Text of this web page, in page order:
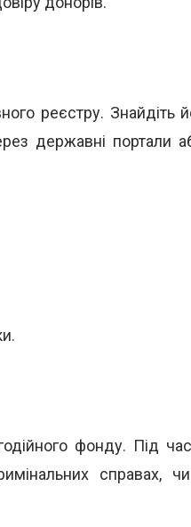
реєстру. Знайдіть
державні портали
фонду. Під
справах,